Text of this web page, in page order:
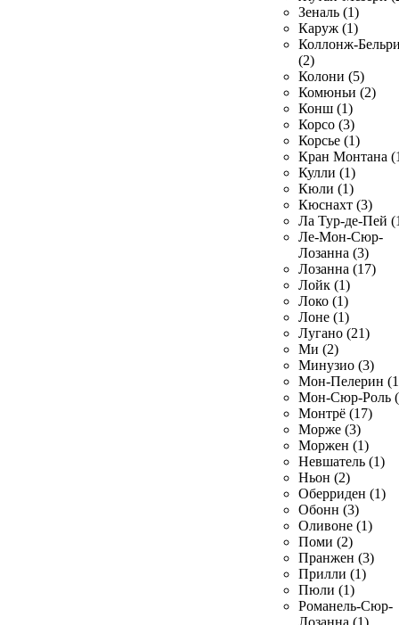
Зеналь (1)
Каруж (1)
Коллонж-
(2)
Колони (5)
Комюньи (2)
Конш (1)
Корсо (3)
Корсье (1)
Кран Монтана
Кулли (1)
Кюли (1)
Кюснахт (3)
Ла Тур-де-Пей
Ле-Мон-Сюр-
Лозанна (3)
Лозанна (17)
Лойк (1)
Локо (1)
Лоне (1)
Лугано (21)
Ми (2)
Минузио (3)
Мон-Пелерин
Мон-Сюр-Роль
Монтрё (17)
Морже (3)
Моржен (1)
Невшатель (1)
Ньон (2)
Оберриден (1)
Обонн (3)
Оливоне (1)
Поми (2)
Пранжен (3)
Прилли (1)
Пюли (1)
Романель-Сюр-
Лозанна (1)